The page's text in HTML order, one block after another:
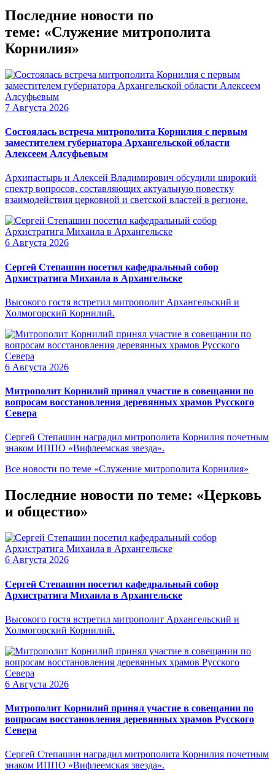
Последние новости по
теме: «Служение митрополита
Корнилия»
7 Августа 2026
Состоялась встреча митрополита Корнилия с первым
заместителем губернатора Архангельской области
Алексеем Алсуфьевым
Архипастырь и Алексей Владимирович обсудили широкий
спектр вопросов, составляющих актуальную повестку
взаимодействия церковной и светской властей в регионе.
6 Августа 2026
Сергей Степашин посетил кафедральный собор
Архистратига Михаила в Архангельске
Высокого гостя встретил митрополит Архангельский и
Холмогорский Корнилий.
6 Августа 2026
Митрополит Корнилий принял участие в совещании по
вопросам восстановления деревянных храмов Русского
Севера
Сергей Степашин наградил митрополита Корнилия почетным
знаком ИППО «Вифлеемская звезда».
Все новости по теме «Служение митрополита Корнилия»
Последние новости по теме: «Церковь
и общество»
6 Августа 2026
Сергей Степашин посетил кафедральный собор
Архистратига Михаила в Архангельске
Высокого гостя встретил митрополит Архангельский и
Холмогорский Корнилий.
6 Августа 2026
Митрополит Корнилий принял участие в совещании по
вопросам восстановления деревянных храмов Русского
Севера
Сергей Степашин наградил митрополита Корнилия почетным
знаком ИППО «Вифлеемская звезда».